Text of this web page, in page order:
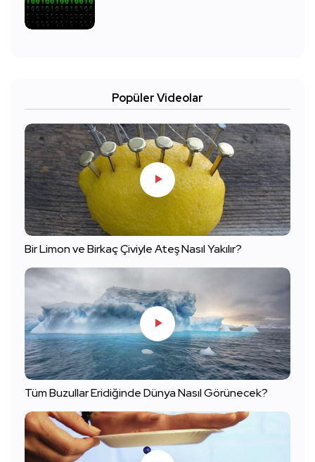
Popüler Videolar
Bir Limon ve Birkaç Çiviyle Ateş Nasıl Yakılır?
Tüm Buzullar Eridiğinde Dünya Nasıl Görünecek?